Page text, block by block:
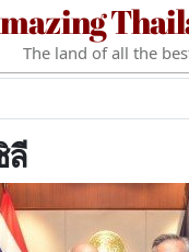
The land of all the
ลี